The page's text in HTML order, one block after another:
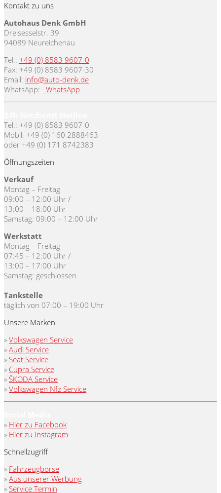
Kontakt zu uns
Autohaus Denk GmbH
Dreisesselstr. 39
94089 Neureichenau
Tel.: +49 (0) 8583 9607-0
Fax: +49 (0) 8583 9607-30
Email: info@auto-denk.de
WhatsApp:
WhatsApp
Tel.: +49 (0) 8583 9607-0
Mobil: +49 (0) 160 2888463
oder +49 (0) 171 8742383
Öffnungszeiten
Verkauf
Montag – Freitag
09:00 – 12:00 Uhr /
13:00 – 18:00 Uhr
Samstag: 09:00 – 12:00 Uhr
Werkstatt
Montag – Freitag
07:45 – 12:00 Uhr /
13:00 – 17:00 Uhr
Samstag: geschlossen
Tankstelle
täglich von 07:00 – 19:00 Uhr
Unsere Marken
» Volkswagen Service
» Audi Service
» Seat Service
» Cupra Service
» ŠKODA Service
» Volkswagen Nfz Service
» Hier zu Facebook
» Hier zu Instagram
Schnellzugriff
» Fahrzeugbörse
» Aus unserer Werbung
» Service Termin